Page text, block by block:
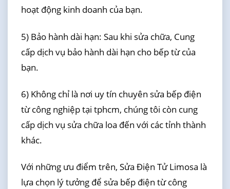
hoạt động kinh doanh của bạn.
5) Bảo hành dài hạn: Sau khi sửa chữa, Cung
cấp dịch vụ bảo hành dài hạn cho bếp từ của
bạn.
6) Không chỉ là nơi uy tín chuyên sửa bếp điện
từ công nghiệp tại tphcm, chúng tôi còn cung
cấp dịch vụ sửa chữa loa đến với các tỉnh thành
khác.
Với những ưu điểm trên, Sửa Điện Tử Limosa là
lựa chọn lý tưởng để sửa bếp điện từ công